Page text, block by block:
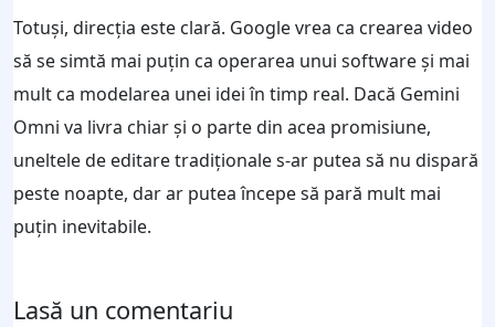
Totuși, direcția este clară. Google vrea ca crearea video
să se simtă mai puțin ca operarea unui software și mai
mult ca modelarea unei idei în timp real. Dacă Gemini
Omni va livra chiar și o parte din acea promisiune,
uneltele de editare tradiționale s-ar putea să nu dispară
peste noapte, dar ar putea începe să pară mult mai
puțin inevitabile.
Lasă un comentariu